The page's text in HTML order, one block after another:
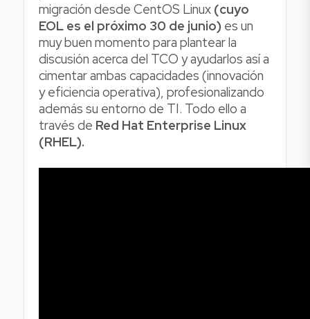
migración desde CentOS Linux (cuyo
EOL es el próximo 30 de junio) es un
muy buen momento para plantear la
discusión acerca del TCO y ayudarlos así a
cimentar ambas capacidades (innovación
y eficiencia operativa), profesionalizando
además su entorno de TI. Todo ello a
través de Red Hat Enterprise Linux
(RHEL).